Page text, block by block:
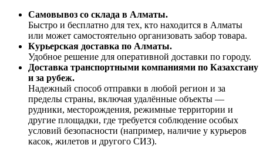
Самовывоз со склада в Алматы.
Быстро и бесплатно для тех, кто находится в Алматы
или может самостоятельно организовать забор товара.
Курьерская доставка по Алматы.
Удобное решение для оперативной доставки по городу.
Доставка транспортными компаниями по Казахстану
и за рубеж.
Надежный способ отправки в любой регион и за
пределы страны, включая удалённые объекты —
рудники, месторождения, режимные территории и
другие площадки, где требуется соблюдение особых
условий безопасности (например, наличие у курьеров
касок, жилетов и другого СИЗ).